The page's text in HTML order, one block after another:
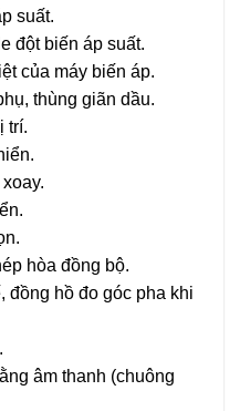
suất.
đột biến áp suất.
của máy biến áp.
thùng giãn dầu.
trí.
hòa đồng bộ.
đồng hồ đo góc pha khi
âm thanh (chuông